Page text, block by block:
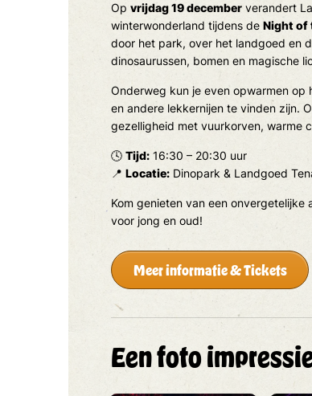
Opvrijdag 19 december verandert
winterwonderland tijdens deNight of
door het park, over het landgoed en
dinosaurussen, bomen en magische
Onderweg kun je even opwarmen op
en andere lekkernijen te vinden zijn.
gezelligheid met vuurkorven, warme
🕓Tijd: 16:30 – 20:30 uur
📍Locatie: Dinopark & Landgoed
Kom genieten van een
voor jong en oud!
Meer informatie & Tickets
Een foto